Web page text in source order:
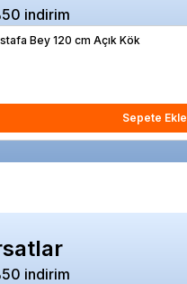
indirim
Bey 120 cm Açık Kök
Sepete Ekle
indirim